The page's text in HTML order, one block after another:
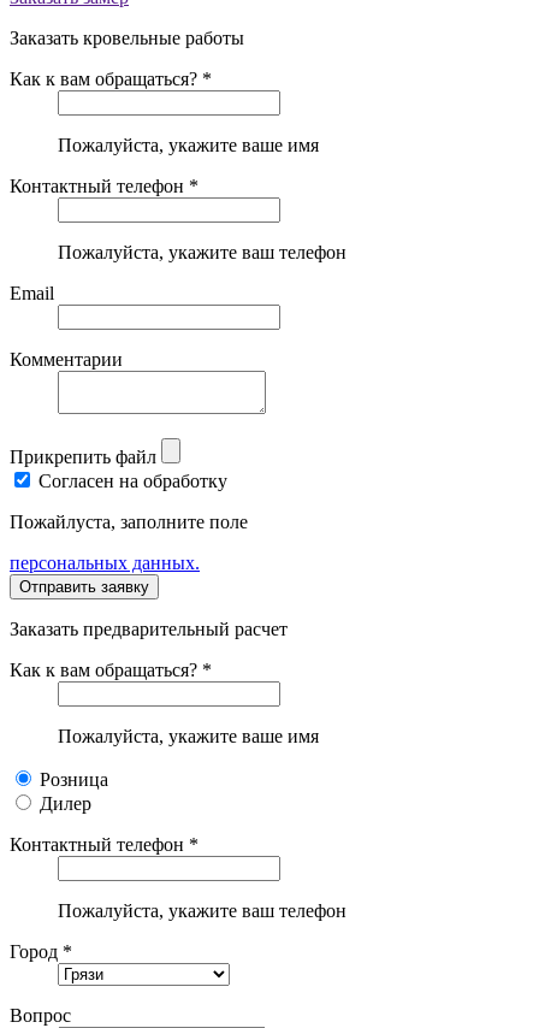
Заказать кровельные работы
Как к вам обращаться? *
Пожалуйста, укажите ваше имя
Контактный телефон *
Пожалуйста, укажите ваш телефон
Email
Комментарии
Прикрепить файл
Согласен на обработку
Пожайлуста, заполните поле
персональных данных.
Заказать предварительный расчет
Как к вам обращаться? *
Пожалуйста, укажите ваше имя
Розница
Дилер
Контактный телефон *
Пожалуйста, укажите ваш телефон
Город *
Вопрос